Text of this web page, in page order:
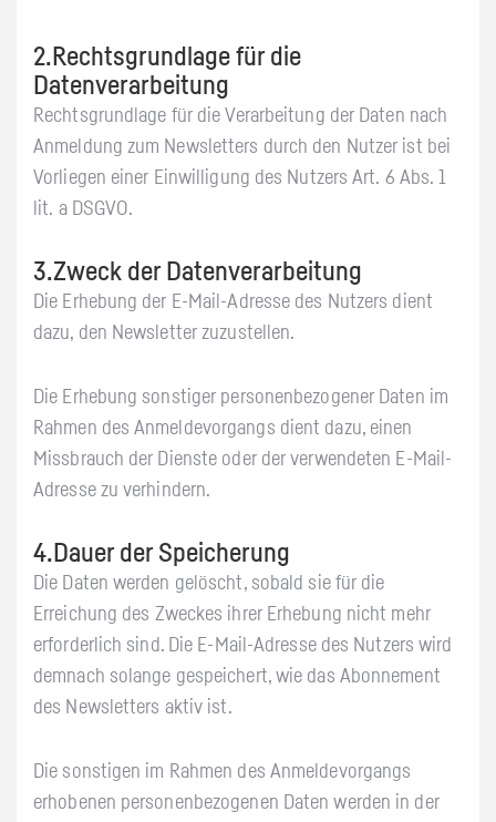
2.Rechtsgrundlage für die
Datenverarbeitung
Rechtsgrundlage für die Verarbeitung der Daten nach
Anmeldung zum Newsletters durch den Nutzer ist bei
Vorliegen einer Einwilligung des Nutzers Art. 6 Abs. 1
lit. a DSGVO.
3.Zweck der Datenverarbeitung
Die Erhebung der E-Mail-Adresse des Nutzers dient
dazu, den Newsletter zuzustellen.
Die Erhebung sonstiger personenbezogener Daten im
Rahmen des Anmeldevorgangs dient dazu, einen
Missbrauch der Dienste oder der verwendeten E-Mail-
Adresse zu verhindern.
4.Dauer der Speicherung
Die Daten werden gelöscht, sobald sie für die
Erreichung des Zweckes ihrer Erhebung nicht mehr
erforderlich sind. Die E-Mail-Adresse des Nutzers wird
demnach solange gespeichert, wie das Abonnement
des Newsletters aktiv ist.
Die sonstigen im Rahmen des Anmeldevorgangs
erhobenen personenbezogenen Daten werden in der